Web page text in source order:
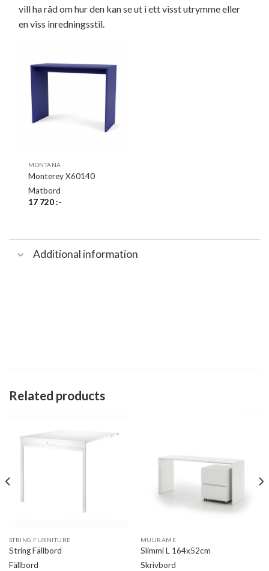
vill ha råd om hur den kan se ut i ett visst utrymme eller
en viss inredningsstil.
MONTANA
Monterey X60140
Matbord
17 720:-
Additional information
Related products
STRING FURNITURE
String Fällbord
Fällbord
MUURAME
Slimmi L 164x52cm
Skrivbord